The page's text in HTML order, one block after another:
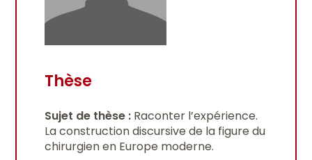
Thèse
Sujet de thèse : Raconter l’expérience.
La construction discursive de la figure du
chirurgien en Europe moderne.